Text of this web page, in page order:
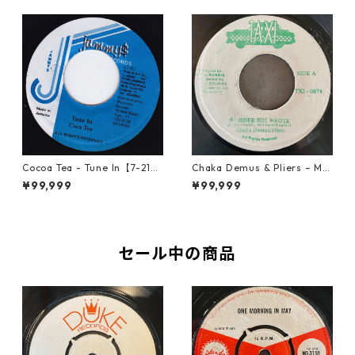
Cocoa Tea - Tune In【7-2187
2】
¥99,999
Chaka Demus & Pliers – Mu
rder She Wrote【7-21777】
¥99,999
セール中の商品